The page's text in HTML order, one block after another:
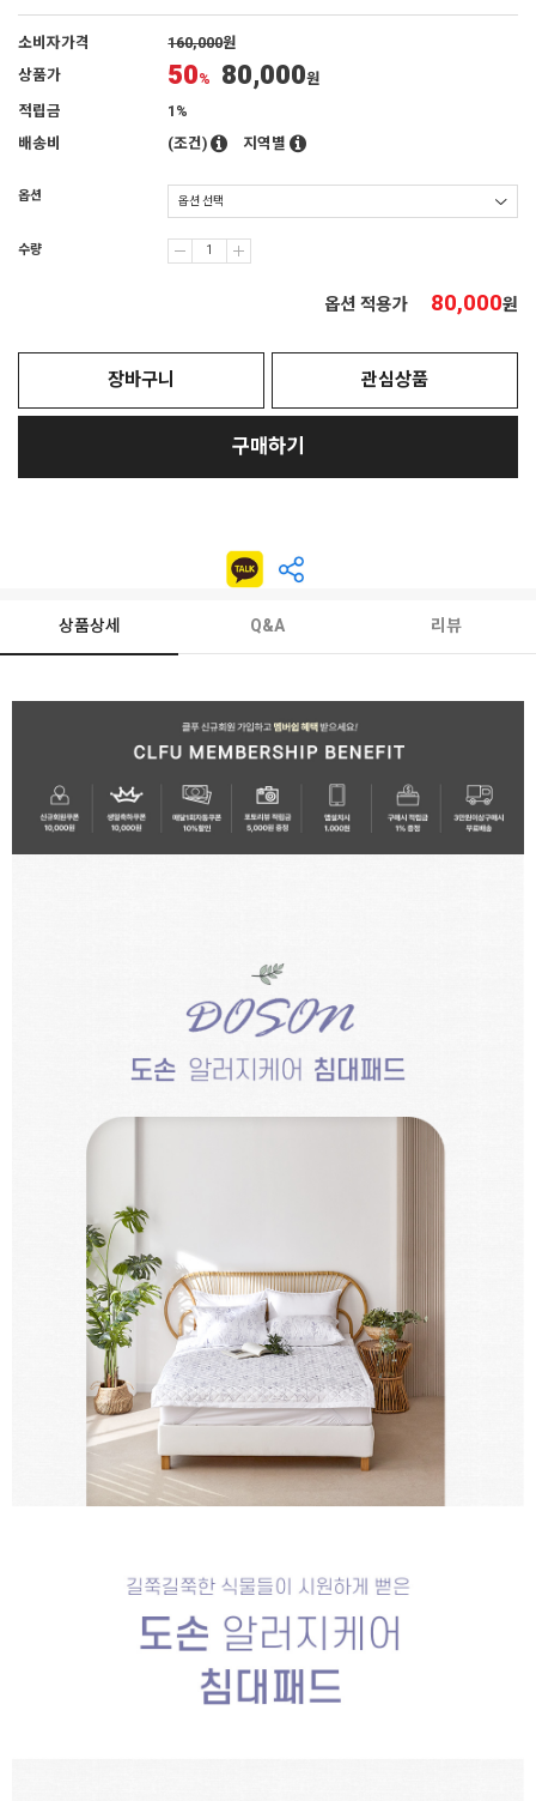
소비자가격 160,000원
상품가
50% 80,000원
적립금
1%
배송비
(조건) 지역별
옵션
수량
옵션 적용가 80,000원
장바구니 관심상품
구매하기
상품상세 Q&A 리뷰